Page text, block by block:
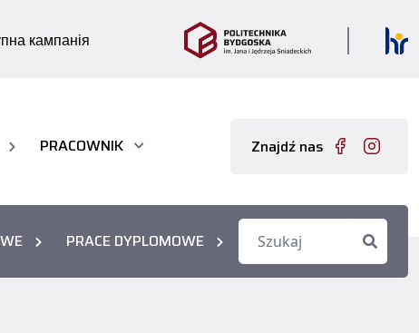
кампанія
PRACOWNIK Znajdź nas
PRACE DYPLOMOWE